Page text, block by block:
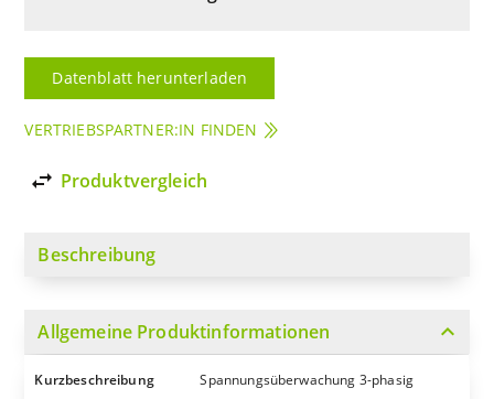
Datenblatt herunterladen
VERTRIEBSPARTNER:IN FINDEN
import_export Produktvergleich
Beschreibung
Allgemeine Produktinformationen expand_more
Kurzbeschreibung Spannungsüberwachung 3-phasig